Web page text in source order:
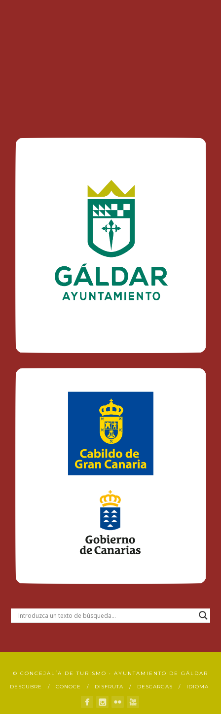
© CONCEJALÍA DE TURISMO • AYUNTAMIENTO DE GÁLDAR
DESCUBRE CONOCE DISFRUTA DESCARGAS IDIOMA